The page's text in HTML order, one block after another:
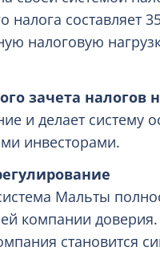
налога составляет
налоговую
зачета налогов
и делает систему
инвесторами.
Мальты
компании
становится